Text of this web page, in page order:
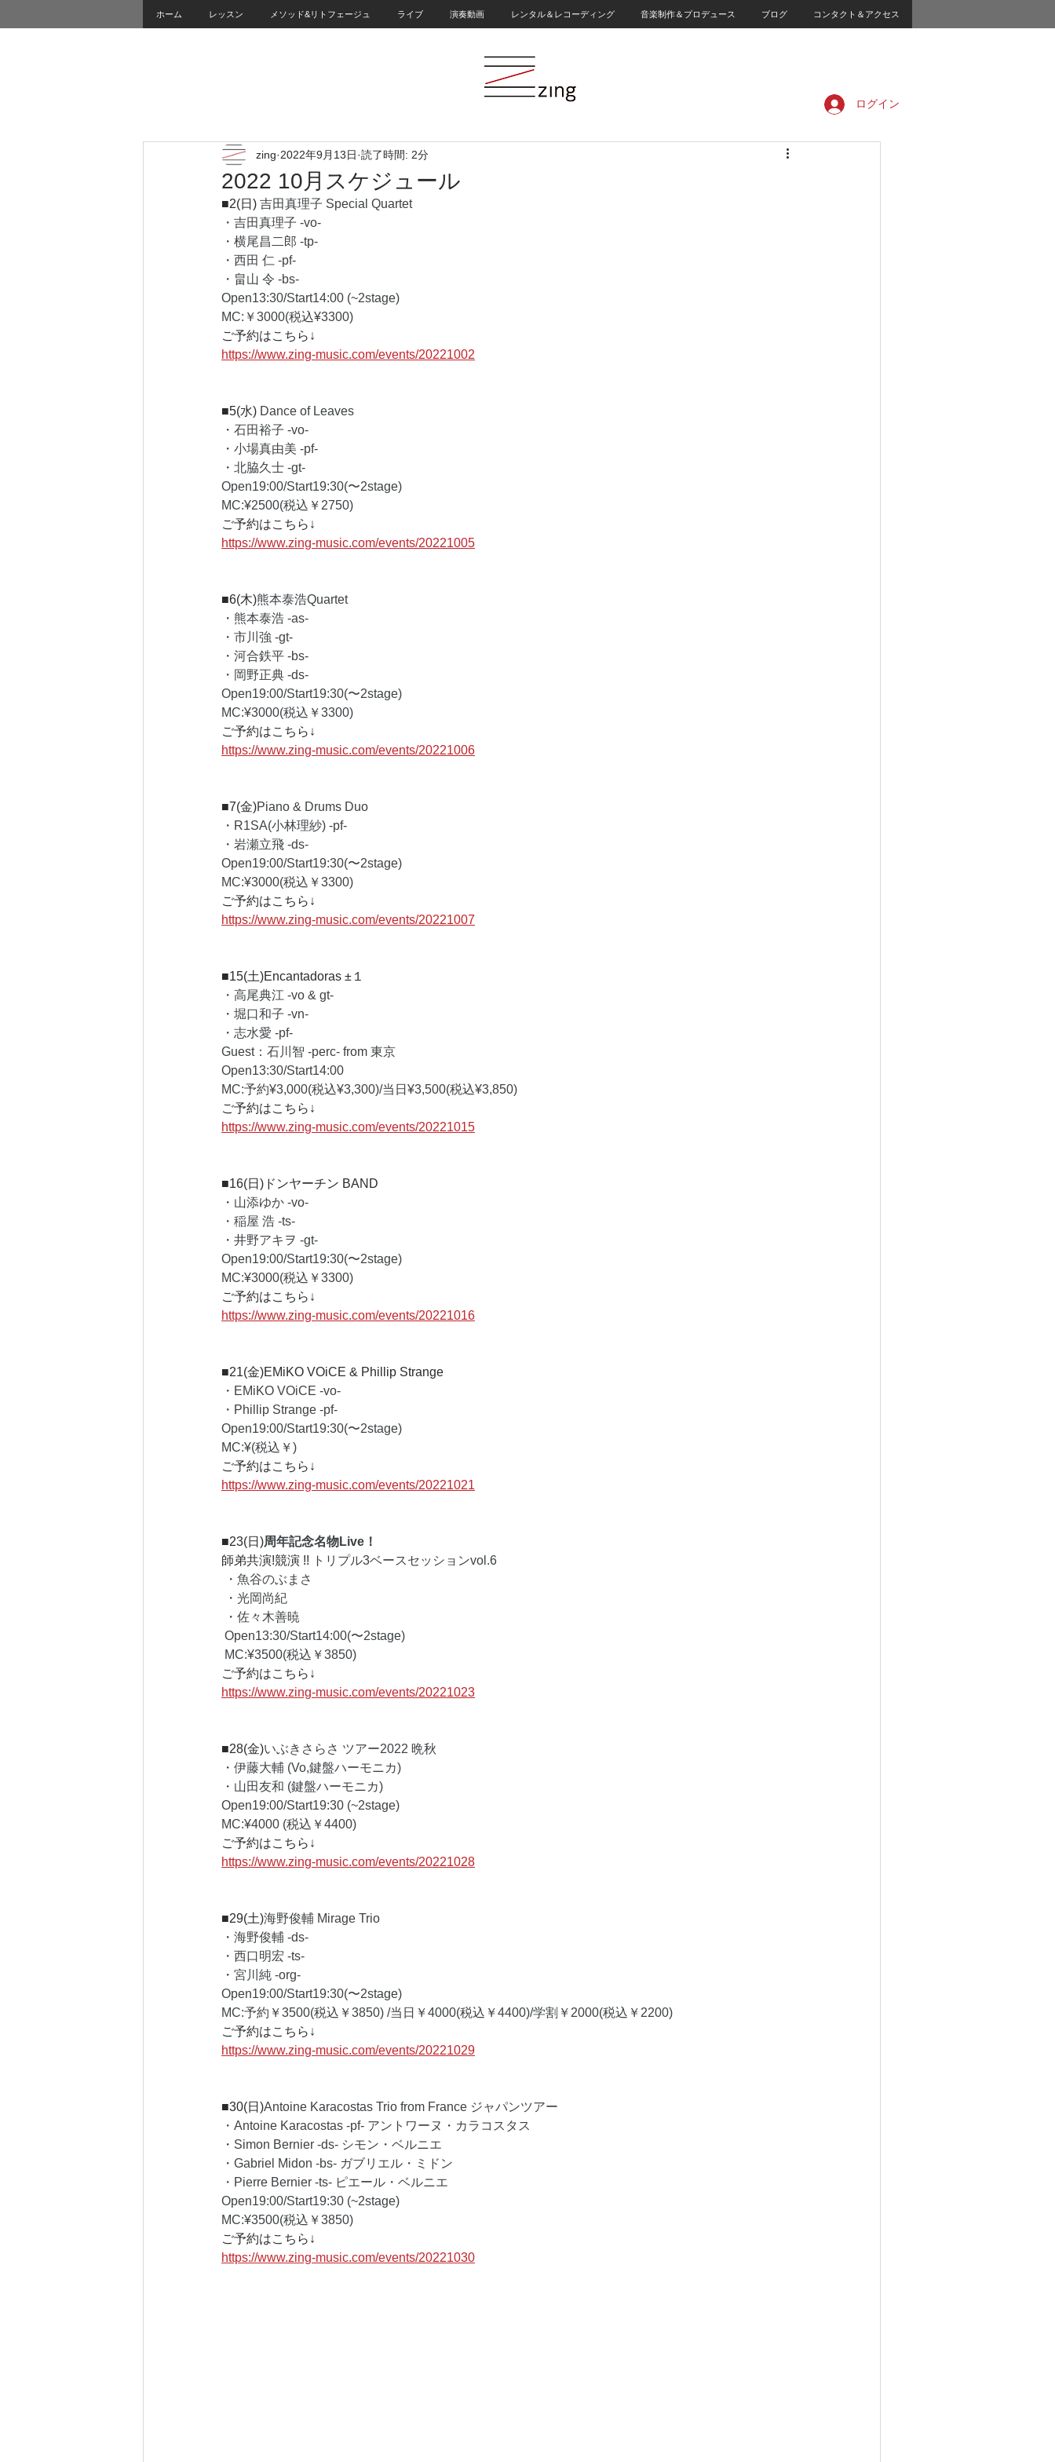
ホーム レッスン メソッド&リトフェージュ ライブ 演奏動画 レンタル＆レコーディング 音楽制作＆プロデュース ブログ コンタクト＆アクセス
ログイン
2022 10月スケジュール
zing 2022年9月13日 読了時間: 2分
■2(日) 吉田真理子 Special Quartet
・吉田真理子 -vo-
・横尾昌二郎 -tp-
・西田 仁 -pf-
・畠山 令 -bs-
Open13:30/Start14:00 (~2stage)
MC:￥3000(税込¥3300)
ご予約はこちら↓
https://www.zing-music.com/events/20221002
■5(水) Dance of Leaves
・石田裕子 -vo-
・小場真由美 -pf-
・北脇久士 -gt-
Open19:00/Start19:30(〜2stage)
MC:¥2500(税込￥2750)
ご予約はこちら↓
https://www.zing-music.com/events/20221005
■6(木)熊本泰浩Quartet
・熊本泰浩 -as-
・市川強 -gt-
・河合鉄平 -bs-
・岡野正典 -ds-
Open19:00/Start19:30(〜2stage)
MC:¥3000(税込￥3300)
ご予約はこちら↓
https://www.zing-music.com/events/20221006
■7(金)Piano & Drums Duo
・R1SA(小林理紗) -pf-
・岩瀬立飛 -ds-
Open19:00/Start19:30(〜2stage)
MC:¥3000(税込￥3300)
ご予約はこちら↓
https://www.zing-music.com/events/20221007
■15(土)Encantadoras ±１
・高尾典江 -vo & gt-
・堀口和子 -vn-
・志水愛 -pf-
Guest：石川智 -perc- from 東京
Open13:30/Start14:00
MC:予約¥3,000(税込¥3,300)/当日¥3,500(税込¥3,850)
ご予約はこちら↓
https://www.zing-music.com/events/20221015
■16(日) ドンヤーチン BAND
・山添ゆか -vo-
・稲屋 浩 -ts-
・井野アキヲ -gt-
Open19:00/Start19:30(〜2stage)
MC:¥3000(税込￥3300)
ご予約はこちら↓
https://www.zing-music.com/events/20221016
■21(金)EMiKO VOiCE & Phillip Strange
・EMiKO VOiCE -vo-
・Phillip Strange -pf-
Open19:00/Start19:30(〜2stage)
MC:¥(税込￥)
ご予約はこちら↓
https://www.zing-music.com/events/20221021
■23(日)周年記念名物Live！
師弟共演!競演 !!
トリプル3ベースセッションvol.6
・魚谷のぶまさ
・光岡尚紀
・佐々木善暁
Open13:30/Start14:00(〜2stage)
MC:¥3500(税込￥3850)
ご予約はこちら↓
https://www.zing-music.com/events/20221023
■28(金)いぶきさらさ ツアー2022 晩秋
・伊藤大輔 (Vo,鍵盤ハーモニカ)
・山田友和 (鍵盤ハーモニカ)
Open19:00/Start19:30 (~2stage)
MC:¥4000 (税込￥4400)
ご予約はこちら↓
https://www.zing-music.com/events/20221028
■29(土)海野俊輔 Mirage Trio
・海野俊輔 -ds-
・西口明宏 -ts-
・宮川純 -org-
Open19:00/Start19:30(〜2stage)
MC:予約￥3500(税込￥3850) /当日￥4000(税込￥4400)/学割￥2000(税込￥2200)
ご予約はこちら↓
https://www.zing-music.com/events/20221029
■30(日)Antoine Karacostas Trio from France ジャパンツアー
・Antoine Karacostas -pf- アントワーヌ・カラコスタス
・Simon Bernier -ds- シモン・ベルニエ
・Gabriel Midon -bs- ガブリエル・ミドン
・Pierre Bernier -ts- ピエール・ベルニエ
Open19:00/Start19:30 (~2stage)
MC:¥3500(税込￥3850)
ご予約はこちら↓
https://www.zing-music.com/events/20221030